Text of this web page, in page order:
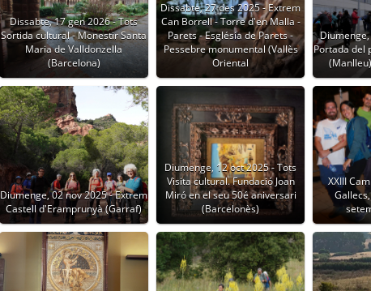
Dissabte, 17 gen 2026 - Tots
Sortida cultural - Monestir Santa
Maria de Valldonzella
(Barcelona)
Dissabte, 27 des 2025 - Extrem
Can Borrell - Torre d'en Malla -
Parets - Església de Parets -
Pessebre monumental (Vallès
Oriental
Portada del
Diumenge, 02 nov 2025 - Extrem
Castell d'Eramprunyà (Garraf)
Diumenge, 12 oct 2025 - Tots
Visita cultural. Fundació Joan
Miró en el seu 50é aniversari
(Barcelonès)
XXIII